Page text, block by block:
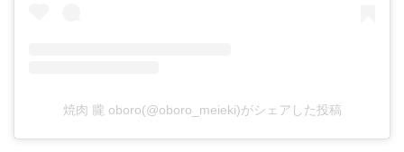
焼肉 朧 oboro(@oboro_meieki)がシェアした投稿